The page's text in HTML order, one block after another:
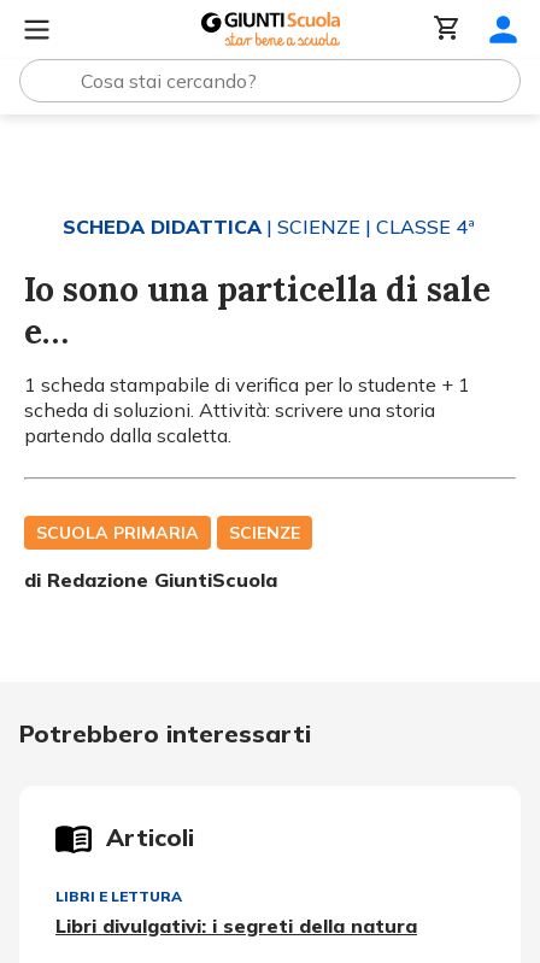
SCHEDA DIDATTICA| SCIENZE | CLASSE 4ª
Io sono una particella di sale
e…
1 scheda stampabile di verifica per lo studente + 1
scheda di soluzioni. Attività: scrivere una storia
partendo dalla scaletta.
SCUOLA PRIMARIA SCIENZE
di Redazione GiuntiScuola
Potrebbero interessarti
Articoli
LIBRI E LETTURA
Libri divulgativi: i segreti della natura